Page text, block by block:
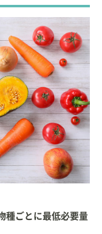
種ごとに最低必要量